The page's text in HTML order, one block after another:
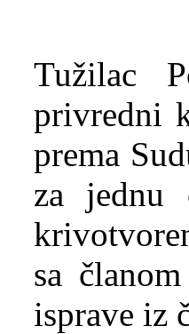
Tužilac
privredni
prema
za jednu
sa
isprave iz